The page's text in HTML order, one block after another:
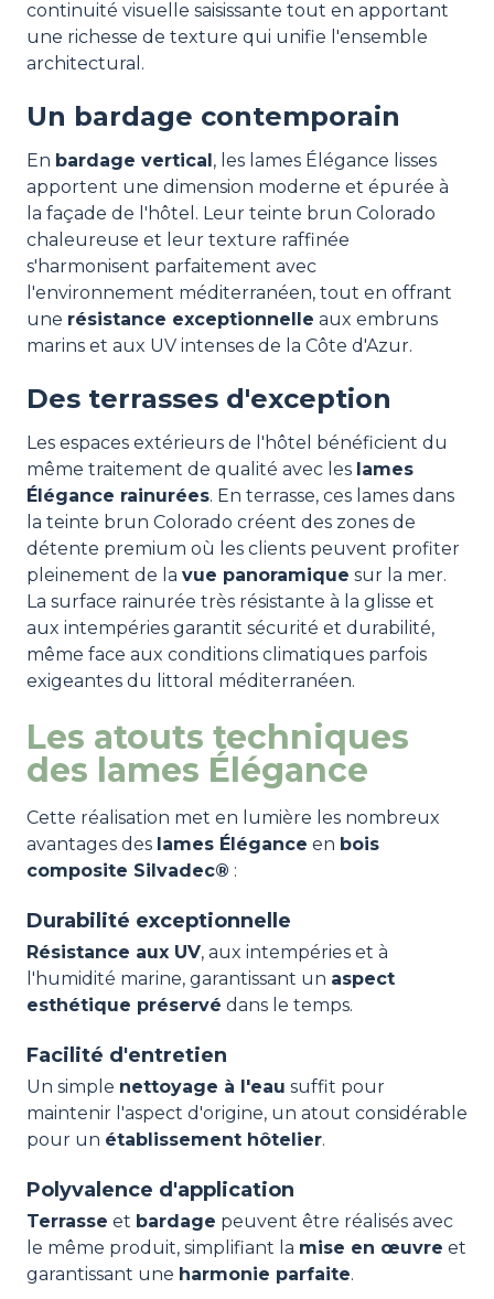
continuité visuelle saisissante tout en apportant
une richesse de texture qui unifie l'ensemble
architectural.
Un bardage contemporain
En bardage vertical, les lames Élégance lisses
apportent une dimension moderne et épurée à
la façade de l'hôtel. Leur teinte brun Colorado
chaleureuse et leur texture raffinée
s'harmonisent parfaitement avec
l'environnement méditerranéen, tout en offrant
une résistance exceptionnelle aux embruns
marins et aux UV intenses de la Côte d'Azur.
Des terrasses d'exception
Les espaces extérieurs de l'hôtel bénéficient du
même traitement de qualité avec les lames
Élégance rainurées. En terrasse, ces lames dans
la teinte brun Colorado créent des zones de
détente premium où les clients peuvent profiter
pleinement de la vue panoramique sur la mer.
La surface rainurée très résistante à la glisse et
aux intempéries garantit sécurité et durabilité,
même face aux conditions climatiques parfois
exigeantes du littoral méditerranéen.
Les atouts techniques
des lames Élégance
Cette réalisation met en lumière les nombreux
avantages des lames Élégance en bois
composite Silvadec® :
Durabilité exceptionnelle
Résistance aux UV, aux intempéries et à
l'humidité marine, garantissant un aspect
esthétique préservé dans le temps.
Facilité d'entretien
Un simple nettoyage à l'eau suffit pour
maintenir l'aspect d'origine, un atout considérable
pour un établissement hôtelier.
Polyvalence d'application
Terrasse et bardage peuvent être réalisés avec
le même produit, simplifiant la mise en œuvre et
garantissant une harmonie parfaite.